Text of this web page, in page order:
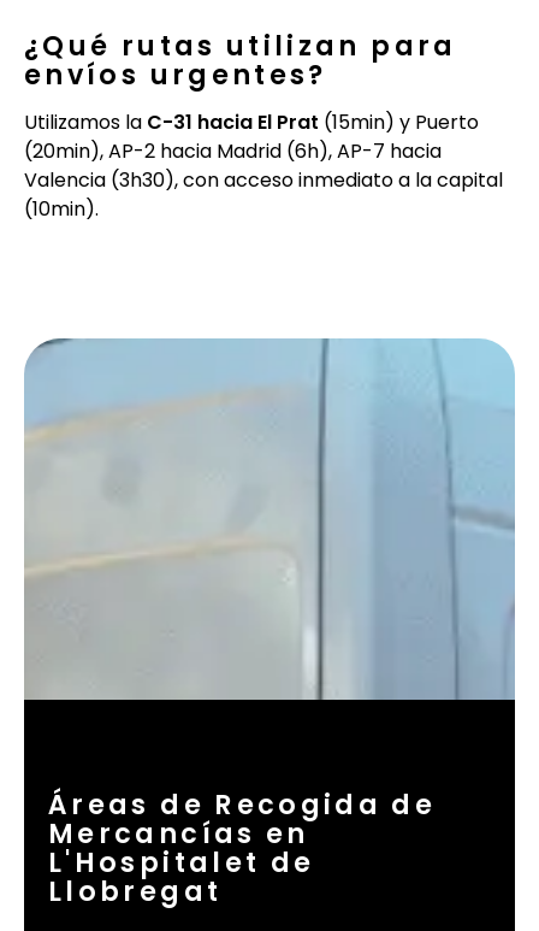
¿Qué rutas utilizan para
envíos urgentes?
Utilizamos la C-31 hacia El Prat (15min) y Puerto
(20min), AP-2 hacia Madrid (6h), AP-7 hacia
Valencia (3h30), con acceso inmediato a la capital
(10min).
Áreas de Recogida de
Mercancías en
L'Hospitalet de
Llobregat